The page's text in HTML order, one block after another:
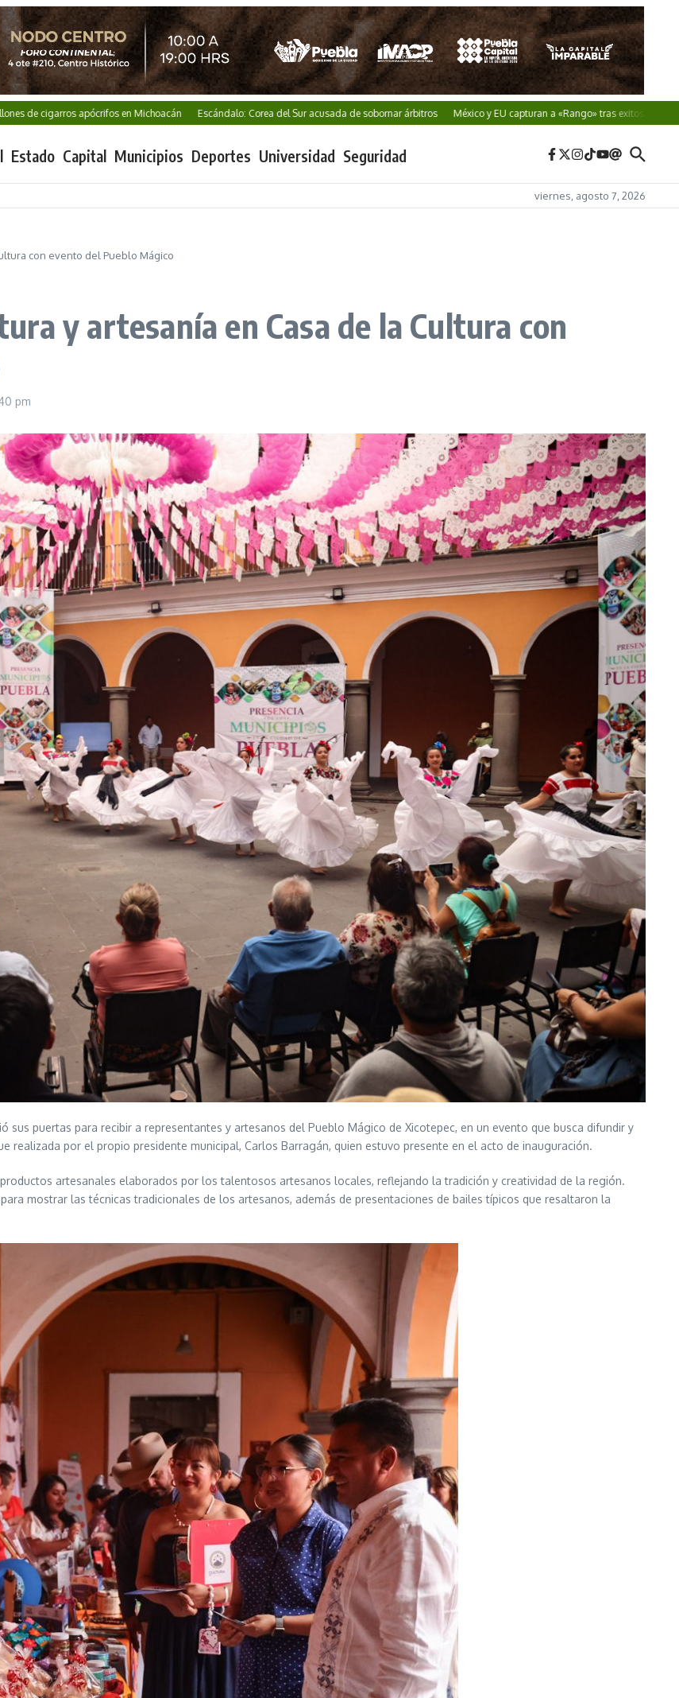
apócrifos en Michoacán Escándalo: Corea del Sur acusada de sobornar árbitros México y EU capturan a «Rango» tras exitosa cooperación
Estado Capital Municipios Deportes Universidad Seguridad
viernes, agosto 7, 2026
con evento del Pueblo Mágico
y artesanía en Casa de la Cultura con
pm
sus puertas para recibir a representantes y artesanos del Pueblo Mágico de Xicotepec, en un evento que busca difundir y
realizada por el propio presidente municipal, Carlos Barragán, quien estuvo presente en el acto de inauguración.
artesanales elaborados por los talentosos artesanos locales, reflejando la tradición y creatividad de la región.
mostrar las técnicas tradicionales de los artesanos, además de presentaciones de bailes típicos que resaltaron la